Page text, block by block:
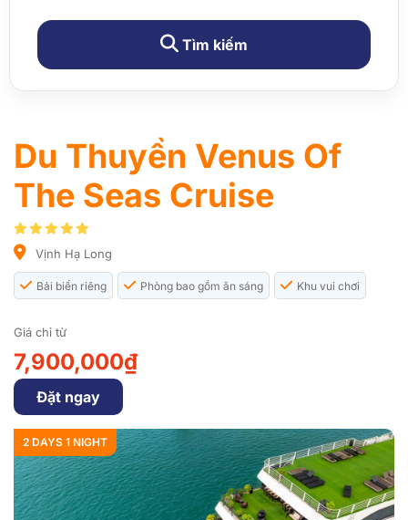
Tìm kiếm
Du Thuyền Venus Of
The Seas Cruise
Vịnh Hạ Long
Bải biển riêng Phòng bao gồm ăn sáng Khu vui chơi
Giá chỉ từ
7,900,000₫
Đặt ngay
2 DAYS 1 NIGHT